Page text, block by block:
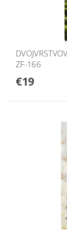
ZF-166
€19